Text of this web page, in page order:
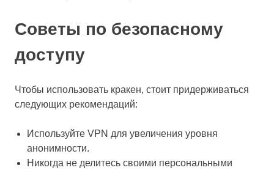
Советы по безопасному
доступу
Чтобы использовать кракен, стоит придерживаться
следующих рекомендаций:
Используйте VPN для увеличения уровня
анонимности.
Никогда не делитесь своими персональными